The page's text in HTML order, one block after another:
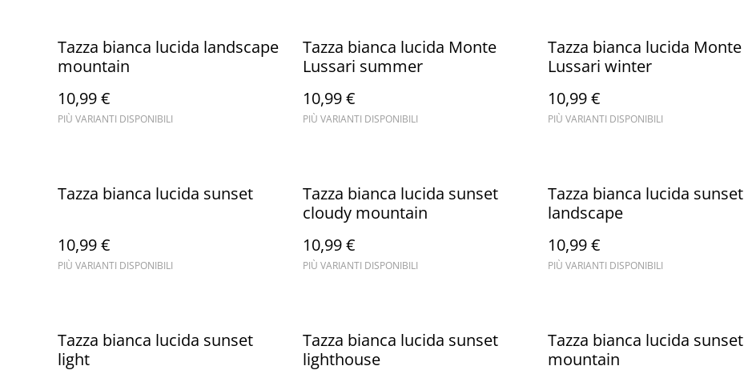
Tazza bianca lucida landscape
mountain
10,99 €
PIÙ VARIANTI DISPONIBILI
Tazza bianca lucida Monte
Lussari summer
10,99 €
PIÙ VARIANTI DISPONIBILI
Tazza bianca lucida Monte
Lussari winter
10,99 €
PIÙ VARIANTI DISPONIBILI
Tazza bianca lucida sunset
10,99 €
PIÙ VARIANTI DISPONIBILI
Tazza bianca lucida sunset
cloudy mountain
10,99 €
PIÙ VARIANTI DISPONIBILI
Tazza bianca lucida sunset
landscape
10,99 €
PIÙ VARIANTI DISPONIBILI
Tazza bianca lucida sunset
light
Tazza bianca lucida sunset
lighthouse
Tazza bianca lucida sunset
mountain